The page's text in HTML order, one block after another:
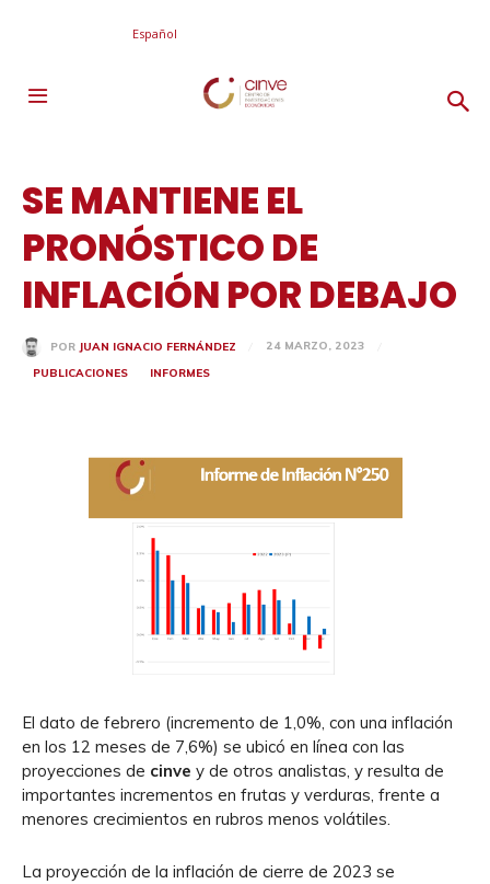
Español
SE MANTIENE EL
PRONÓSTICO DE
INFLACIÓN POR DEBAJO
POR JUAN IGNACIO FERNÁNDEZ
24 MARZO, 2023
PUBLICACIONES
INFORMES
El dato de febrero (incremento de 1,0%, con una inflación
en los 12 meses de 7,6%) se ubicó en línea con las
proyecciones de cinve y de otros analistas, y resulta de
importantes incrementos en frutas y verduras, frente a
menores crecimientos en rubros menos volátiles.
La proyección de la inflación de cierre de 2023 se